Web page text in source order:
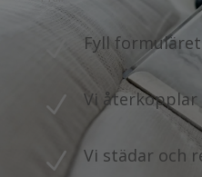
Fyll
N Vi
N Vi städar och